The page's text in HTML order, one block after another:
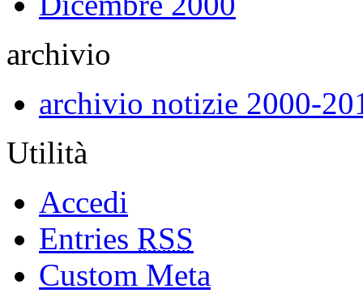
archivio
archivio notizie 2000-
Utilità
Accedi
Entries RSS
Custom Meta